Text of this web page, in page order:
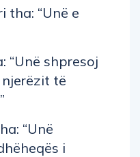
tha: “Unë e
“Unë shpresoj
të
“Unë
i